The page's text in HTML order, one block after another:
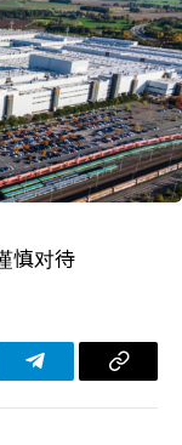
慎对待
Telegram复